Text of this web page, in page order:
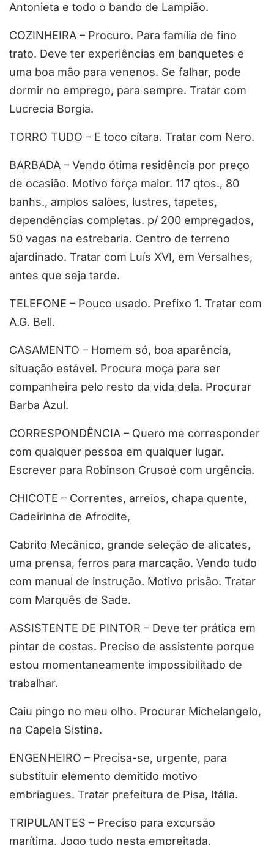
Antonieta e todo o bando de Lampião.
COZINHEIRA – Procuro. Para família de fino
trato. Deve ter experiências em banquetes e
uma boa mão para venenos. Se falhar, pode
dormir no emprego, para sempre. Tratar com
Lucrecia Borgia.
TORRO TUDO – E toco cítara. Tratar com Nero.
BARBADA – Vendo ótima residência por preço
de ocasião. Motivo força maior. 117 qtos., 80
banhs., amplos salões, lustres, tapetes,
dependências completas. p/ 200 empregados,
50 vagas na estrebaria. Centro de terreno
ajardinado. Tratar com Luís XVI, em Versalhes,
antes que seja tarde.
TELEFONE – Pouco usado. Prefixo 1. Tratar com
A.G. Bell.
CASAMENTO – Homem só, boa aparência,
situação estável. Procura moça para ser
companheira pelo resto da vida dela. Procurar
Barba Azul.
CORRESPONDÊNCIA – Quero me corresponder
com qualquer pessoa em qualquer lugar.
Escrever para Robinson Crusoé com urgência.
CHICOTE – Correntes, arreios, chapa quente,
Cadeirinha de Afrodite,
Cabrito Mecânico, grande seleção de alicates,
uma prensa, ferros para marcação. Vendo tudo
com manual de instrução. Motivo prisão. Tratar
com Marquês de Sade.
ASSISTENTE DE PINTOR – Deve ter prática em
pintar de costas. Preciso de assistente porque
estou momentaneamente impossibilitado de
trabalhar.
Caiu pingo no meu olho. Procurar Michelangelo,
na Capela Sistina.
ENGENHEIRO – Precisa-se, urgente, para
substituir elemento demitido motivo
embriagues. Tratar prefeitura de Pisa, Itália.
TRIPULANTES – Preciso para excursão
marítima. Jogo tudo nesta empreitada.